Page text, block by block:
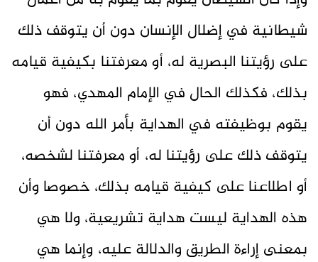
شيطانية في إضلال الإنسان دون أن يتوقف ذلك
على رؤيتنا البصرية له، أو معرفتنا بكيفية قيامه
بذلك، فكذلك الحال في الإمام المهدي، فهو
يقوم بوظيفته في الهداية بأمر الله دون أن
يتوقف ذلك على رؤيتنا له، أو معرفتنا لشخصه،
أو اطلاعنا على كيفية قيامه بذلك، خصوصا وأن
هذه الهداية ليست هداية تشريعية، ولا هي
بمعنى إراءة الطريق والدلالة عليه، وإنما هي